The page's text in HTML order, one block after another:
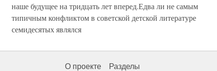
наше будущее на тридцать лет вперед.Едва ли не самым
типичным конфликтом в советской детской литературе
семидесятых являлся
О проекте Разделы